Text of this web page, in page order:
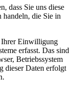
dass Sie uns diese
handeln, die Sie in
Ihrer Einwilligung
erfasst. Das sind
Betriebssystem
dieser Daten erfolgt